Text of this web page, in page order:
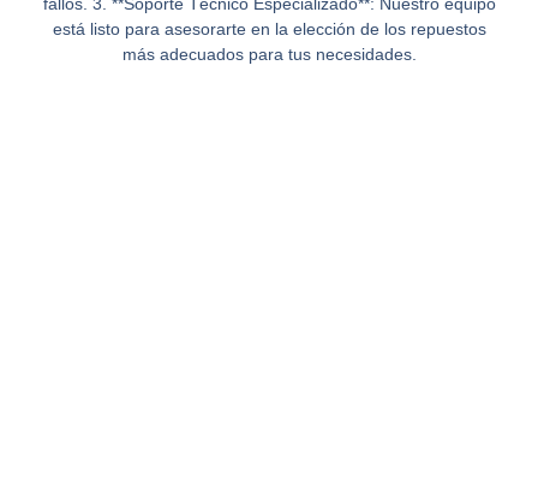
está listo para asesorarte en la elección de los repuestos
más adecuados para tus necesidades.